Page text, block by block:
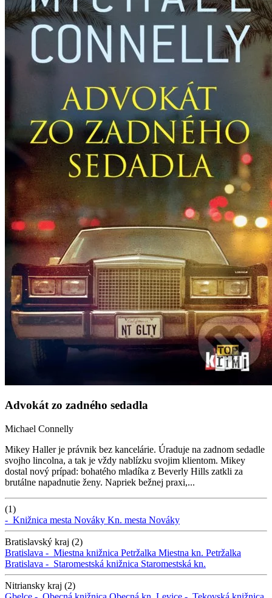
Advokát zo zadného sedadla
Michael Connelly
Mikey Haller je právnik bez kancelárie. Úraduje na zadnom sedadle
svojho lincolna, a tak je vždy nablízku svojim klientom. Mikey
dostal nový prípad: bohatého mladíka z Beverly Hills zatkli za
brutálne napadnutie ženy. Napriek bežnej praxi,...
(1)
- Knižnica mesta Nováky Kn. mesta Nováky
Bratislavský kraj (2)
Bratislava - Miestna knižnica Petržalka Miestna kn. Petržalka
Bratislava - Staromestská knižnica Staromestská kn.
Nitriansky kraj (2)